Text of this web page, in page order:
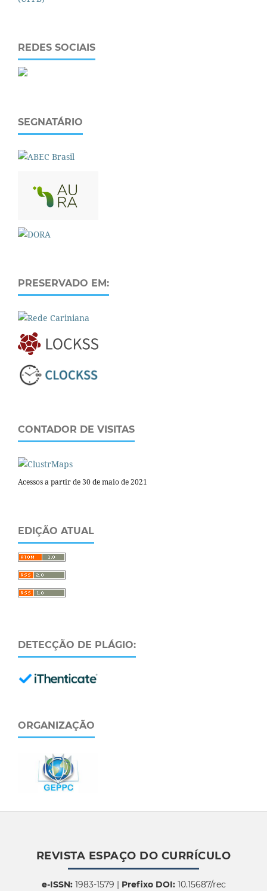
REDES SOCIAIS
SEGNATÁRIO
PRESERVADO EM:
CONTADOR DE VISITAS
Acessos a partir de 30 de maio de 2021
EDIÇÃO ATUAL
DETECÇÃO DE PLÁGIO:
ORGANIZAÇÃO
REVISTA ESPAÇO DO CURRÍCULO
e-ISSN:1983-1579 | Prefixo DOI:10.15687/rec